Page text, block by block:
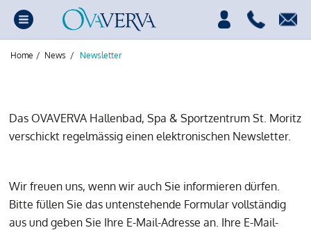
Home / News / Newsletter
Das OVAVERVA Hallenbad, Spa & Sportzentrum St. Moritz
verschickt regelmässig einen elektronischen Newsletter.
Wir freuen uns, wenn wir auch Sie informieren dürfen.
Bitte füllen Sie das untenstehende Formular vollständig
aus und geben Sie Ihre E-Mail-Adresse an. Ihre E-Mail-